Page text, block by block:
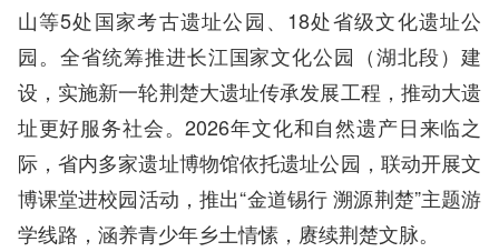
山等5处国家考古遗址公园、18处省级文化遗址公
园。全省统筹推进长江国家文化公园（湖北段）建
设，实施新一轮荆楚大遗址传承发展工程，推动大遗
址更好服务社会。2026年文化和自然遗产日来临之
际，省内多家遗址博物馆依托遗址公园，联动开展文
博课堂进校园活动，推出“金道锡行 溯源荆楚”主题游
学线路，涵养青少年乡土情愫，赓续荆楚文脉。